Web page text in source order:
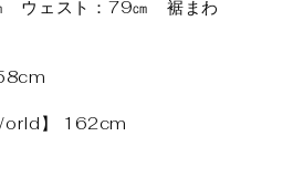
ウェスト：79㎝ 裾まわ
】 162cm